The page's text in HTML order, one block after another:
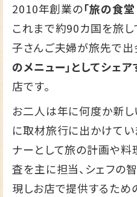
2010年創業の「旅の食堂
これまで約90カ国を旅し
子さんご夫婦が旅先で
のメニュー」としてシェア
店です。
お二人は年に何度か新
に取材旅行に出かけてい
ナーとして旅の計画や料
査を主に担当、シェフの
現しお店で提供するため